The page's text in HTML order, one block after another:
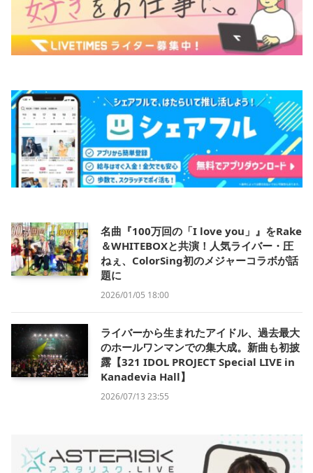
名曲『100万回の「I love you」』をRake
＆WHITEBOXと共演！人気ライバー・圧
ねぇ、ColorSing初のメジャーコラボが話
題に
2026/01/05 18:00
ライバーから生まれたアイドル、過去最大
のホールワンマンでの集大成。新曲も初披
露【321 IDOL PROJECT Special LIVE in
Kanadevia Hall】
2026/07/13 23:55